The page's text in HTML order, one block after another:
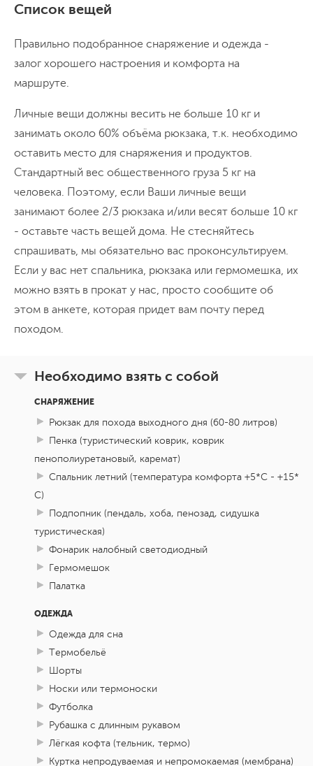
Список вещей
Правильно подобранное снаряжение и одежда -
залог хорошего настроения и комфорта на
маршруте.
Личные вещи должны весить не больше 10 кг и
занимать около 60% объёма рюкзака, т.к. необходимо
оставить место для снаряжения и продуктов.
Стандартный вес общественного груза 5 кг на
человека. Поэтому, если Ваши личные вещи
занимают более 2/3 рюкзака и/или весят больше 10 кг
- оставьте часть вещей дома. Не стесняйтесь
спрашивать, мы обязательно вас проконсультируем.
Если у вас нет спальника, рюкзака или гермомешка, их
можно взять в прокат у нас, просто сообщите об
этом в анкете, которая придет вам почту перед
походом.
Необходимо взять с собой
СНАРЯЖЕНИЕ
Рюкзак для похода выходного дня (60-80 литров)
Пенка (туристический коврик, коврик
пенополиуретановый, каремат)
Спальник летний (температура комфорта +5*С - +15*
С)
Подпопник (пендаль, хоба, пенозад, сидушка
туристическая)
Фонарик налобный светодиодный
Гермомешок
Палатка
ОДЕЖДА
Одежда для сна
Термобельё
Шорты
Носки или термоноски
Футболка
Рубашка с длинным рукавом
Лёгкая кофта (тельник, термо)
Куртка непродуваемая и непромокаемая (мембрана)